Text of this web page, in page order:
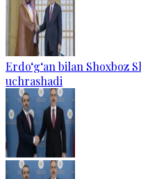
Erdo‘g‘an bilan Shoxboz
uchrashadi